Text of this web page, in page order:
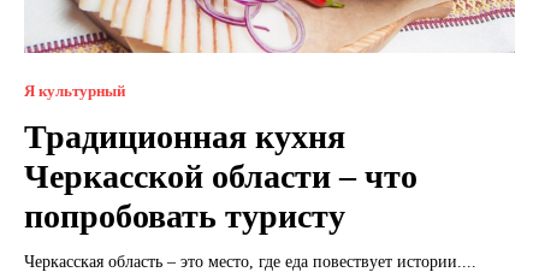
Я культурный
Традиционная кухня
Черкасской области – что
попробовать туристу
Черкасская область – это место, где еда повествует истории....